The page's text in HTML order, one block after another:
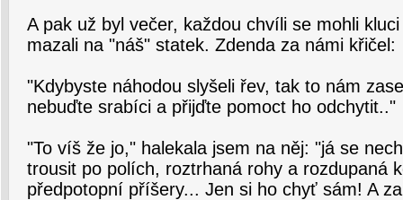
A pak už byl večer, každou chvíli se mohli
mazali na "náš" statek. Zdenda za námi křičel:
"Kdybyste náhodou slyšeli řev, tak to nám
nebuďte srabíci a přijďte pomoct ho odchytit.."
"To víš že jo," halekala jsem na něj: "já se
trousit po polích, roztrhaná rohy a rozdupaná
předpotopní příšery... Jen si ho chyť sám! A